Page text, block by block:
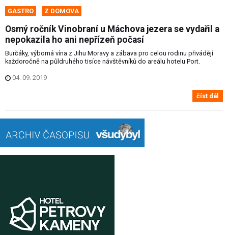
GASTRO Z DOMOVA
Osmý ročník Vinobraní u Máchova jezera se vydařil a
nepokazila ho ani nepřízeň počasí
Burčáky, výborná vína z Jihu Moravy a zábava pro celou rodinu přivádějí
každoročně na půldruhého tisíce návštěvníků do areálu hotelu Port.
04. 09. 2019
číst dál